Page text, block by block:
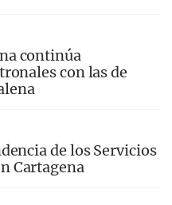
continúa
con las de
de los Servicios
Cartagena